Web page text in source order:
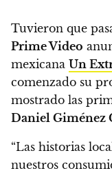
Tuvieron que
Prime Video
mexicana Un
comenzado su
mostrado las
Daniel Giménez
“Las historias
nuestros